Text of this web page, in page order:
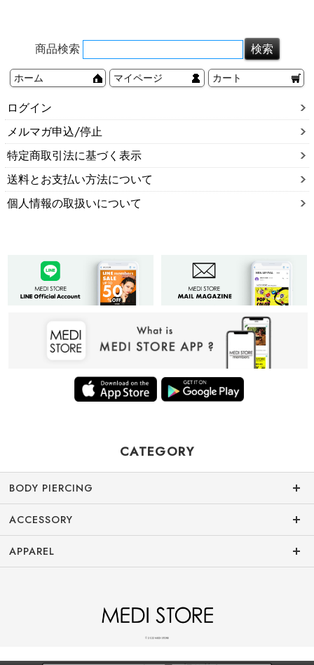
商品検索
ホーム マイページ カート
ログイン
メルマガ申込/停止
特定商取引法に基づく表示
送料とお支払い方法について
個人情報の取扱いについて
CATEGORY
BODY PIERCING
ACCESSORY
APPAREL
© 2022 MEDI STORE